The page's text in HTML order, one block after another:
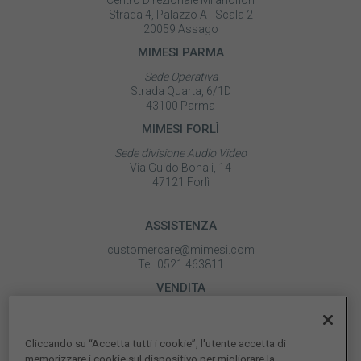
Strada 4, Palazzo A - Scala 2
20059 Assago
MIMESI PARMA
Sede Operativa
Strada Quarta, 6/1D
43100 Parma
MIMESI FORLÌ
Sede divisione Audio Video
Via Guido Bonali, 14
47121 Forlì
ASSISTENZA
customercare@mimesi.com
Tel. 0521 463811
VENDITA
SEGUICI SUI NOSTRI SOCIAL
Cliccando su “Accetta tutti i cookie”, l'utente accetta di